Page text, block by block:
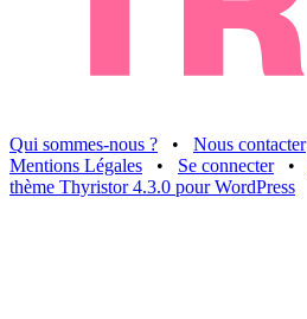
Qui sommes-nous ? • Nous contacter
Mentions Légales
• Se connecter •
thème Thyristor 4.3.0 pour WordPress